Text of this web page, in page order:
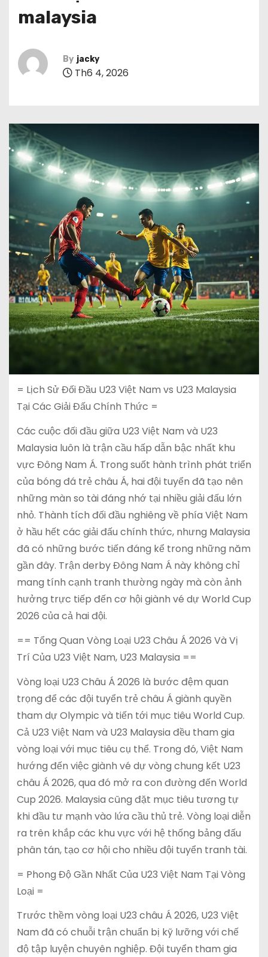
malaysia
By jacky
Th6 4, 2026
= Lịch Sử Đối Đầu U23 Việt Nam vs U23 Malaysia
Tại Các Giải Đấu Chính Thức =
Các cuộc đối đầu giữa U23 Việt Nam và U23
Malaysia luôn là trận cầu hấp dẫn bậc nhất khu
vực Đông Nam Á. Trong suốt hành trình phát triển
của bóng đá trẻ châu Á, hai đội tuyển đã tạo nên
những màn so tài đáng nhớ tại nhiều giải đấu lớn
nhỏ. Thành tích đối đầu nghiêng về phía Việt Nam
ở hầu hết các giải đấu chính thức, nhưng Malaysia
đã có những bước tiến đáng kể trong những năm
gần đây. Trận derby Đông Nam Á này không chỉ
mang tính cạnh tranh thường ngày mà còn ảnh
hưởng trực tiếp đến cơ hội giành vé dự World Cup
2026 của cả hai đội.
== Tổng Quan Vòng Loại U23 Châu Á 2026 Và Vị
Trí Của U23 Việt Nam, U23 Malaysia ==
Vòng loại U23 Châu Á 2026 là bước đệm quan
trọng để các đội tuyển trẻ châu Á giành quyền
tham dự Olympic và tiến tới mục tiêu World Cup.
Cả U23 Việt Nam và U23 Malaysia đều tham gia
vòng loại với mục tiêu cụ thể. Trong đó, Việt Nam
hướng đến việc giành vé dự vòng chung kết U23
châu Á 2026, qua đó mở ra con đường đến World
Cup 2026. Malaysia cũng đặt mục tiêu tương tự
khi đầu tư mạnh vào lứa cầu thủ trẻ. Vòng loại diễn
ra trên khắp các khu vực với hệ thống bảng đấu
phân tán, tạo cơ hội cho nhiều đội tuyển tranh tài.
= Phong Độ Gần Nhất Của U23 Việt Nam Tại Vòng
Loại =
Trước thềm vòng loại U23 châu Á 2026, U23 Việt
Nam đã có chuỗi trận chuẩn bị kỹ lưỡng với chế
độ tập luyện chuyên nghiệp. Đội tuyển tham gia